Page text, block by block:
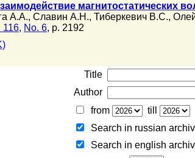
магнитостатических
А.А., Славин А.Н., Тиберкевич В.С.,
116, No. 6, p. 2192
Title
Author
from
till
Search in russian
Search in english